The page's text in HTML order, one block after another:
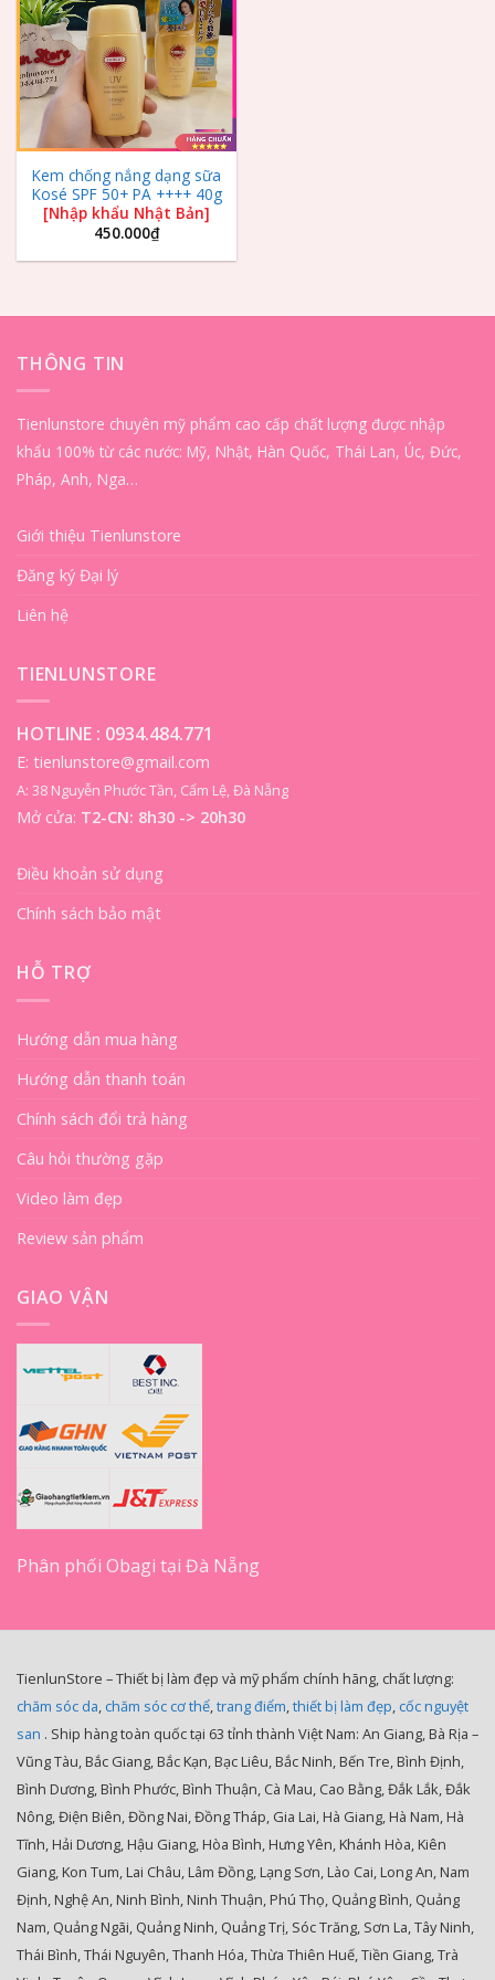
Kem chống nắng dạng sữa
Kosé SPF 50+ PA ++++ 40g
[Nhập khẩu Nhật Bản]
450.000₫
THÔNG TIN
Tienlunstore chuyên mỹ phẩm cao cấp chất lượng được nhập
khẩu 100% từ các nước: Mỹ, Nhật, Hàn Quốc, Thái Lan, Úc, Đức,
Pháp, Anh, Nga…
Giới thiệu Tienlunstore
Đăng ký Đại lý
Liên hệ
TIENLUNSTORE
HOTLINE : 0934.484.771
E: tienlunstore@gmail.com
A: 38 Nguyễn Phước Tần, Cẩm Lệ, Đà Nẵng
Mở cửa: T2-CN: 8h30 -> 20h30
Điều khoản sử dụng
Chính sách bảo mật
HỖ TRỢ
Hướng dẫn mua hàng
Hướng dẫn thanh toán
Chính sách đổi trả hàng
Câu hỏi thường gặp
Video làm đẹp
Review sản phẩm
GIAO VẬN
Phân phối Obagi tại Đà Nẵng
TienlunStore – Thiết bị làm đẹp và mỹ phẩm chính hãng, chất lượng:
chăm sóc da, chăm sóc cơ thể,trang điểm,thiết bị làm đẹp, cốc nguyệt
san . Ship hàng toàn quốc tại 63 tỉnh thành Việt Nam: An Giang, Bà Rịa –
Vũng Tàu, Bắc Giang, Bắc Kạn, Bạc Liêu, Bắc Ninh, Bến Tre, Bình Định,
Bình Dương, Bình Phước, Bình Thuận, Cà Mau, Cao Bằng, Đắk Lắk, Đắk
Nông, Điện Biên, Đồng Nai, Đồng Tháp, Gia Lai, Hà Giang, Hà Nam, Hà
Tĩnh, Hải Dương, Hậu Giang, Hòa Bình, Hưng Yên, Khánh Hòa, Kiên
Giang, Kon Tum, Lai Châu, Lâm Đồng, Lạng Sơn, Lào Cai, Long An, Nam
Định, Nghệ An, Ninh Bình, Ninh Thuận, Phú Thọ, Quảng Bình, Quảng
Nam, Quảng Ngãi, Quảng Ninh, Quảng Trị, Sóc Trăng, Sơn La, Tây Ninh,
Thái Bình, Thái Nguyên, Thanh Hóa, Thừa Thiên Huế, Tiền Giang, Trà